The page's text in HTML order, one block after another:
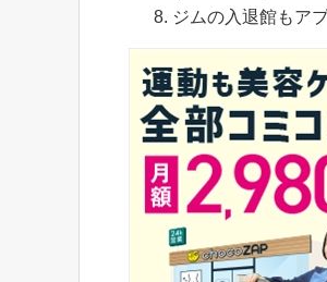
ジムの入退館もア